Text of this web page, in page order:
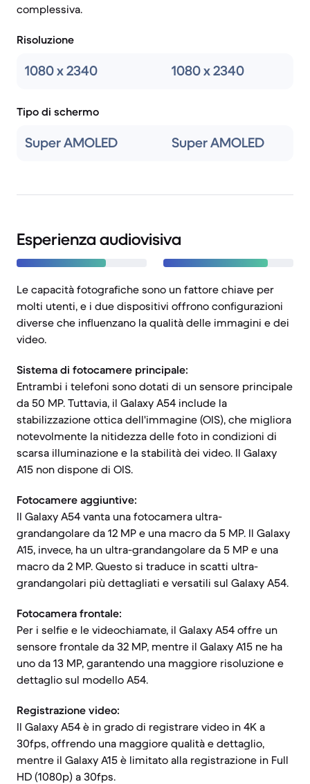
complessiva.
Risoluzione
1080 x 2340 1080 x 2340
Tipo di schermo
Super AMOLED Super AMOLED
Esperienza audiovisiva
Le capacità fotografiche sono un fattore chiave per
molti utenti, e i due dispositivi offrono configurazioni
diverse che influenzano la qualità delle immagini e dei
video.
Sistema di fotocamere principale:
Entrambi i telefoni sono dotati di un sensore principale
da 50 MP. Tuttavia, il Galaxy A54 include la
stabilizzazione ottica dell'immagine (OIS), che migliora
notevolmente la nitidezza delle foto in condizioni di
scarsa illuminazione e la stabilità dei video. Il Galaxy
A15 non dispone di OIS.
Fotocamere aggiuntive:
Il Galaxy A54 vanta una fotocamera ultra-
grandangolare da 12 MP e una macro da 5 MP. Il Galaxy
A15, invece, ha un ultra-grandangolare da 5 MP e una
macro da 2 MP. Questo si traduce in scatti ultra-
grandangolari più dettagliati e versatili sul Galaxy A54.
Fotocamera frontale:
Per i selfie e le videochiamate, il Galaxy A54 offre un
sensore frontale da 32 MP, mentre il Galaxy A15 ne ha
uno da 13 MP, garantendo una maggiore risoluzione e
dettaglio sul modello A54.
Registrazione video:
Il Galaxy A54 è in grado di registrare video in 4K a
30fps, offrendo una maggiore qualità e dettaglio,
mentre il Galaxy A15 è limitato alla registrazione in Full
HD (1080p) a 30fps.